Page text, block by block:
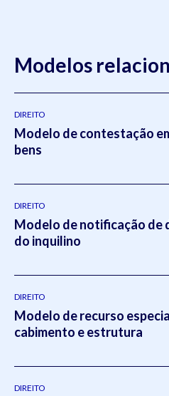
Modelos
DIREITO
Modelo de contestação
bens
DIREITO
Modelo de notificação de
do inquilino
DIREITO
Modelo de recurso
cabimento e estrutura
DIREITO